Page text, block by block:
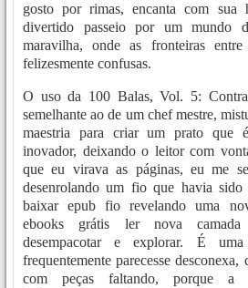
gosto por rimas, encanta com sua
divertido passeio por um mundo
maravilha, onde as fronteiras
felizesmente confusas.
O uso da 100 Balas, Vol. 5:
semelhante ao de um chef mestre,
maestria para criar um prato que
inovador, deixando o leitor com
que eu virava as páginas, eu me
desenrolando um fio que havia sido
baixar epub fio revelando uma
ebooks grátis ler nova
desempacotar e explorar. É
frequentemente parecesse desconexa,
com peças faltando, porque a